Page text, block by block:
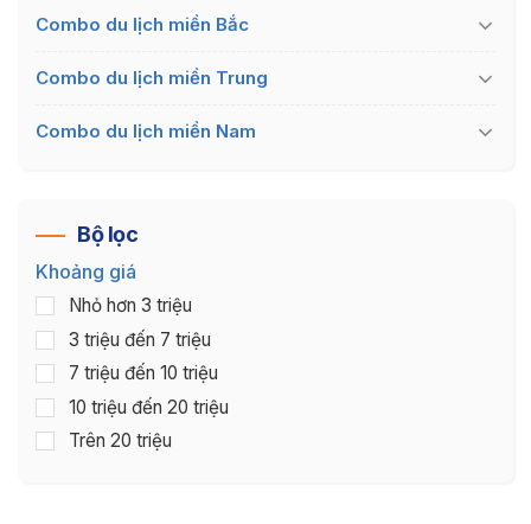
Combo du lịch miền Bắc
Combo du lịch miền Trung
Combo du lịch miền Nam
Bộ lọc
Khoảng giá
Nhỏ hơn 3 triệu
3 triệu đến 7 triệu
7 triệu đến 10 triệu
10 triệu đến 20 triệu
Trên 20 triệu